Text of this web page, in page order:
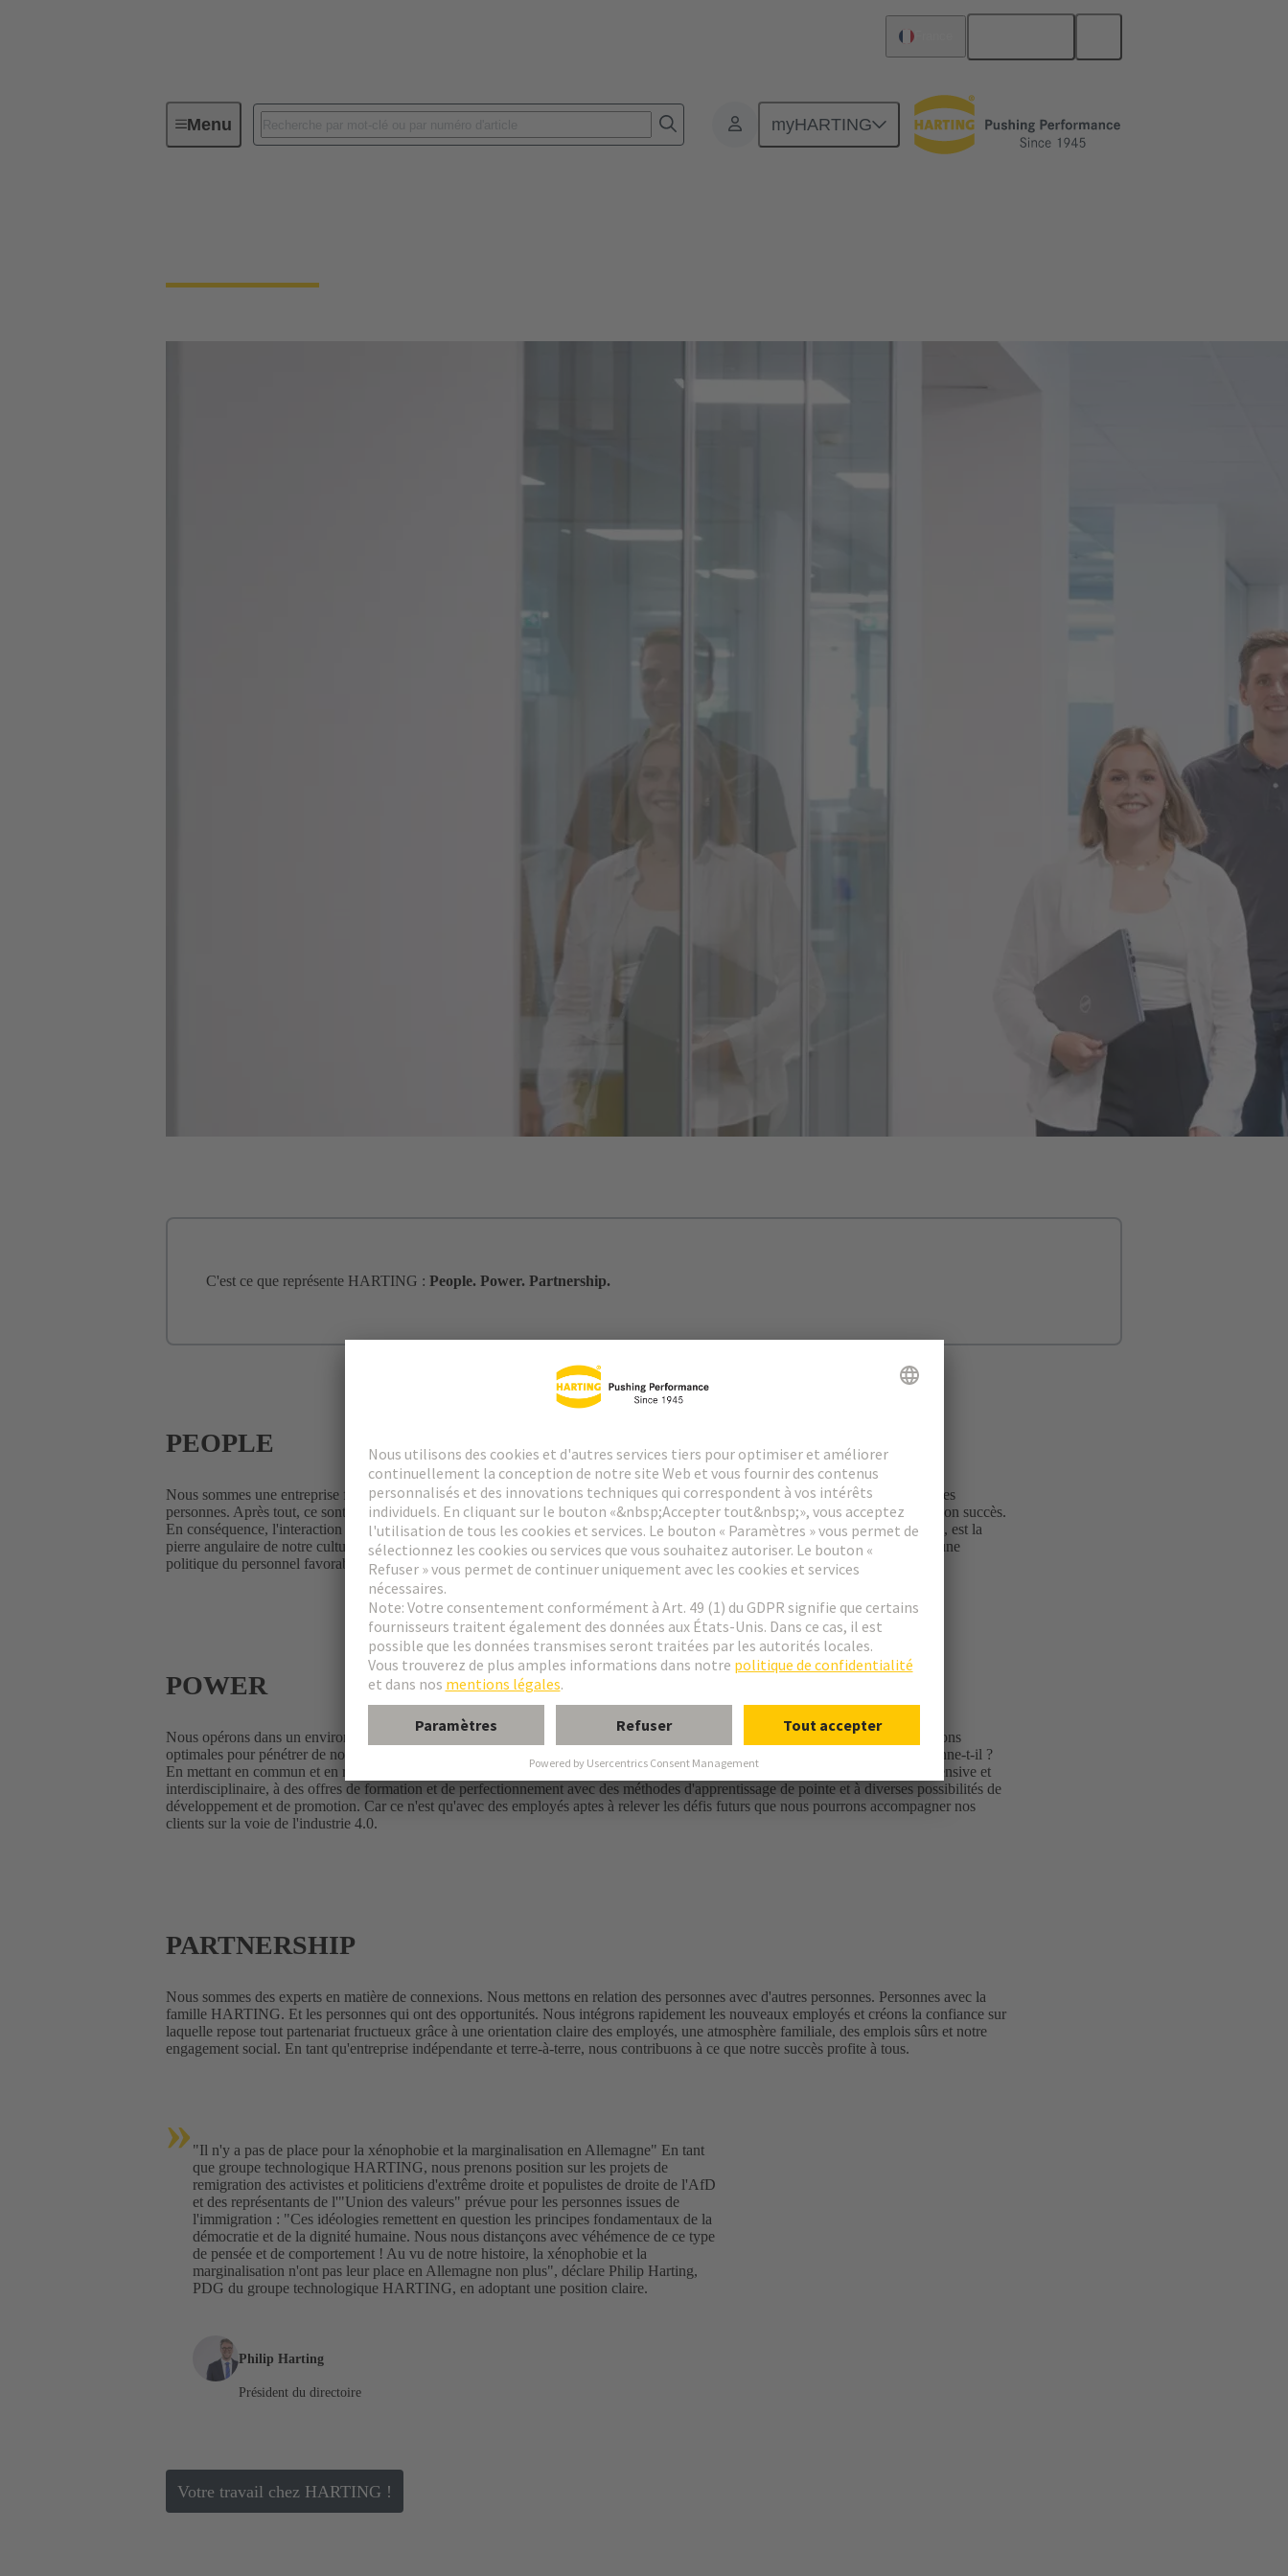
Menu myHARTING
PEOPLE. POWER. PARTNERSHIP.
C'est ce que représente HARTING : People. Power. Partnership.
PEOPLE
Nous sommes une entreprise familiale indépendante et bienveillante qui, jusqu'à aujourd'hui, se concentre traditionnellement sur les
personnes. Après tout, ce sont les personnes qui animent l'entreprise jour après jour, qui contribuent à la façonner et qui assurent son succès.
En conséquence, l'interaction avec les autres est respectueuse - et la proximité avec la famille propriétaire, ainsi qu'avec les cadres, est la
pierre angulaire de notre culture d'entreprise. Pour nous, chaque individu compte - et c'est pourquoi l'appréciation personnelle et une
politique du personnel favorable à la famille vont de soi chez nous.
POWER
Nous opérons dans un environnement de marché qui évolue rapidement. C'est pourquoi nous offrons à nos employés des conditions
optimales pour pénétrer de nouveaux marchés, stimuler l'innovation et exploiter le potentiel de croissance. Comment cela fonctionne-t-il ?
En mettant en commun et en renforçant toutes nos capacités et tous nos atouts. Cet objectif est atteint grâce à une coopération intensive et
interdisciplinaire, à des offres de formation et de perfectionnement avec des méthodes d'apprentissage de pointe et à diverses possibilités de
développement et de promotion. Car ce n'est qu'avec des employés aptes à relever les défis futurs que nous pourrons accompagner nos
clients sur la voie de l'industrie 4.0.
PARTNERSHIP
Nous sommes des experts en matière de connexions. Nous mettons en relation des personnes avec d'autres personnes. Personnes avec la
famille HARTING. Et les personnes qui ont des opportunités. Nous intégrons rapidement les nouveaux employés et créons la confiance sur
laquelle repose tout partenariat fructueux grâce à une orientation claire des employés, une atmosphère familiale, des emplois sûrs et notre
engagement social. En tant qu'entreprise indépendante et terre-à-terre, nous contribuons à ce que notre succès profite à tous.
» "Il n'y a pas de place pour la xénophobie et la marginalisation en Allemagne" En tant
que groupe technologique HARTING, nous prenons position sur les projets de
remigration des activistes et politiciens d'extrême droite et populistes de droite de l'AfD
et des représentants de l'"Union des valeurs" prévue pour les personnes issues de
l'immigration : "Ces idéologies remettent en question les principes fondamentaux de la
démocratie et de la dignité humaine. Nous nous distançons avec véhémence de ce type
de pensée et de comportement ! Au vu de notre histoire, la xénophobie et la
marginalisation n'ont pas leur place en Allemagne non plus", déclare Philip Harting,
PDG du groupe technologique HARTING, en adoptant une position claire.
Philip Harting
Président du directoire
Votre travail chez HARTING !